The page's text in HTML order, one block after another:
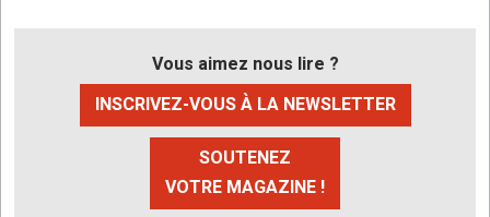
Vous aimez nous lire ?
INSCRIVEZ-VOUS À LA NEWSLETTER
SOUTENEZ
VOTRE MAGAZINE !